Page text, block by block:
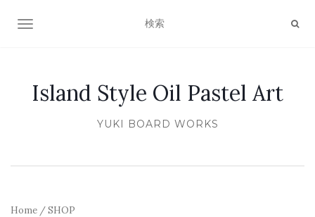
ナビゲーション切り替え
Island Style Oil Pastel Art
YUKI BOARD WORKS
Home / SHOP